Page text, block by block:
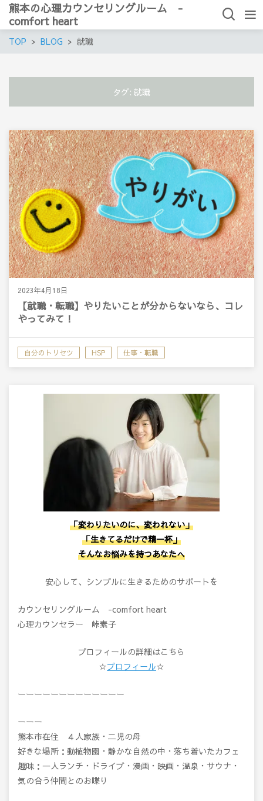
熊本の心理カウンセリングルーム -
comfort heart
TOP BLOG 就職
タグ: 就職
2023年4月18日
【就職・転職】やりたいことが分からないなら、コレ
やってみて！
自分のトリセツ HSP 仕事・転職
「変わりたいのに、変われない」
「生きてるだけで精一杯」
そんなお悩みを持つあなたへ
安心して、シンプルに生きるためのサポートを
カウンセリングルーム -comfort heart
心理カウンセラー 峠素子
プロフィールの詳細はこちら
☆プロフィール☆
ーーーーーーーーーーーーー
ーーー
熊本市在住 ４人家族・二児の母
好きな場所：動植物園・静かな自然の中・落ち着いたカフェ
趣味：一人ランチ・ドライブ・漫画・映画・温泉・サウナ・
気の合う仲間とのお喋り